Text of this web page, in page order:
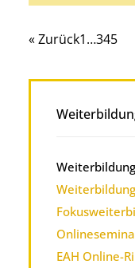
« Zurück1…345
EAH Online-